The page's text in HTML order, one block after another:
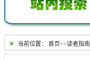
当前位置： 首页>>读者指南